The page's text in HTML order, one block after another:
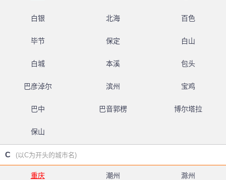
白银 北海 百色
毕节 保定 白山
白城 本溪 包头
巴彦淖尔 滨州 宝鸡
巴中 巴音郭楞 博尔塔拉
保山
C (以C为开头的城市名)
重庆 潮州 滁州